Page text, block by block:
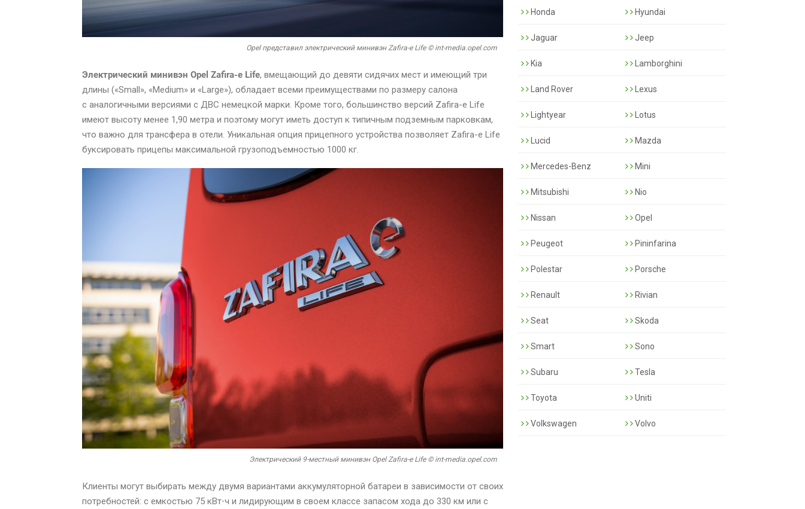
Opel представил электрический минивэн Zafira-e Life © int-media.opel.com
Электрический минивэн Opel Zafira-e Life, вмещающий до девяти сидячих мест и имеющий три
длины («Small», «Medium» и «Large»), обладает всеми преимуществами по размеру салона
с аналогичными версиями с ДВС немецкой марки. Кроме того, большинство версий Zafira-e Life
имеют высоту менее 1,90 метра и поэтому могут иметь доступ к типичным подземным парковкам,
что важно для трансфера в отели. Уникальная опция прицепного устройства позволяет Zafira-e Life
буксировать прицепы максимальной грузоподъемностью 1000 кг.
Электрический 9-местный минивэн Opel Zafira-e Life © int-media.opel.com
Клиенты могут выбирать между двумя вариантами аккумуляторной батареи в зависимости от своих
потребностей: с емкостью 75 кВт⋅ч и лидирующим в своем классе запасом хода до 330 км или с
Honda Hyundai
Jaguar Jeep
Kia Lamborghini
Land Rover Lexus
Lightyear Lotus
Lucid Mazda
Mercedes-Benz Mini
Mitsubishi Nio
Nissan Opel
Peugeot Pininfarina
Polestar Porsche
Renault Rivian
Seat Skoda
Smart Sono
Subaru Tesla
Toyota Uniti
Volkswagen Volvo